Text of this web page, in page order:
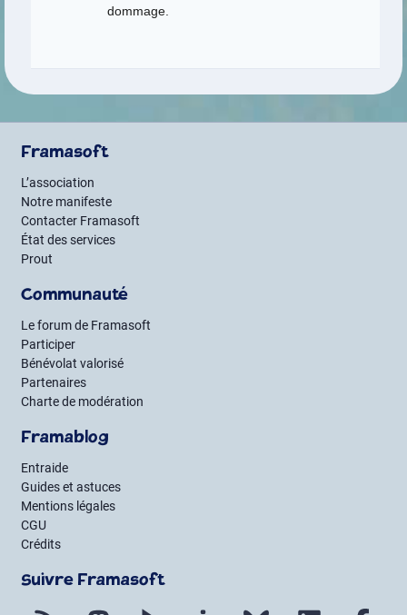
dommage.
Framasoft
L’association
Notre manifeste
Contacter Framasoft
État des services
Prout
Communauté
Le forum de Framasoft
Participer
Bénévolat valorisé
Partenaires
Charte de modération
Framablog
Entraide
Guides et astuces
Mentions légales
CGU
Crédits
Suivre Framasoft
Flux RSS Mastodon PeerTube Mobilizon Bluesky LinkedIn